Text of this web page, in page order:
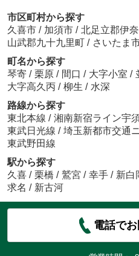
市区町村から探す
久喜市 / 加須市 / 北足立郡伊
山武郡九十九里町 / さいたま
町名から探す
琴寄 / 栗原 / 間口 / 大字小室 /
大字高久丙 / 柳生 / 水深
路線から探す
東北本線 / 湘南新宿ライン宇
東武日光線 / 埼玉新都市交通
東武野田線
駅から探す
久喜 / 栗橋 / 鷲宮 / 幸手 / 新白
求名 / 新古河
電話で